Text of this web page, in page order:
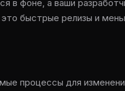
в фоне, а ваши
быстрые релизы и
процессы для